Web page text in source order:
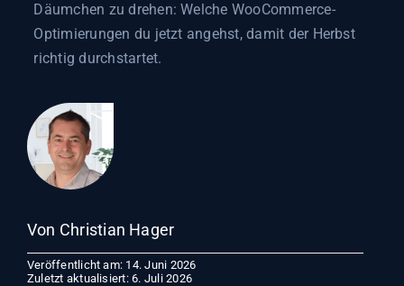
Däumchen zu drehen: Welche WooCommerce-
Optimierungen du jetzt angehst, damit der Herbst
richtig durchstartet.
Von Christian Hager
Veröffentlicht am: 14. Juni 2026
Zuletzt aktualisiert: 6. Juli 2026